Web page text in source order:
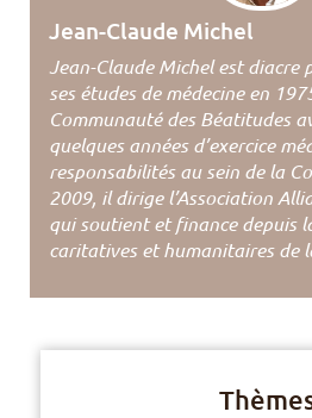
Jean-Claude Michel
Jean-Claude Michel est diacre
ses études de médecine en
Communauté des Béatitudes
quelques années d’exercice
responsabilités au sein de la
2009, il dirige l’Association
qui soutient et finance depuis
caritatives et humanitaires de